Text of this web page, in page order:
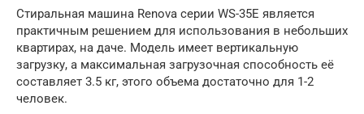
Стиральная машина Renova серии WS-35E является
практичным решением для использования в небольших
квартирах, на даче. Модель имеет вертикальную
загрузку, а максимальная загрузочная способность её
составляет 3.5 кг, этого объема достаточно для 1-2
человек.